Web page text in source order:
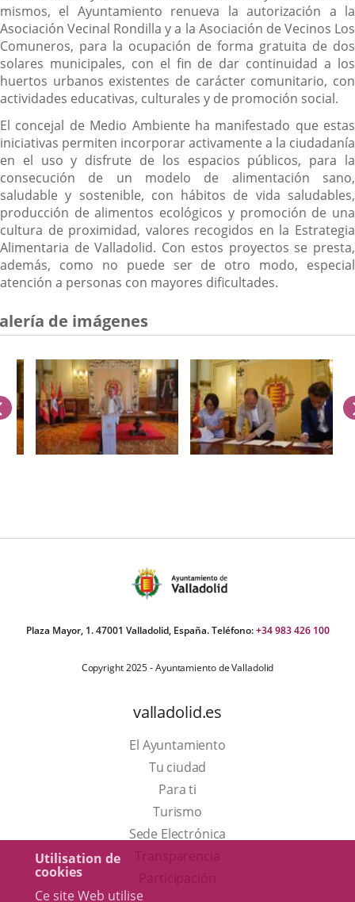
Utilisation de
cookies
Ce site Web utilise
mismos, el Ayuntamiento renueva la autorización a la
Asociación Vecinal Rondilla y a la Asociación de Vecinos Los
Comuneros, para la ocupación de forma gratuita de dos
solares municipales, con el fin de dar continuidad a los
huertos urbanos existentes de carácter comunitario, con
actividades educativas, culturales y de promoción social.
El concejal de Medio Ambiente ha manifestado que estas
iniciativas permiten incorporar activamente a la ciudadanía
en el uso y disfrute de los espacios públicos, para la
consecución de un modelo de alimentación sano,
saludable y sostenible, con hábitos de vida saludables,
producción de alimentos ecológicos y promoción de una
cultura de proximidad, valores recogidos en la Estrategia
Alimentaria de Valladolid. Con estos proyectos se presta,
además, como no puede ser de otro modo, especial
atención a personas con mayores dificultades.
de imágenes
anterior
Plaza Mayor, 1. 47001 Valladolid, España. Teléfono:+34 983 426 100
Copyright 2025 - Ayuntamiento de Valladolid
valladolid.es
El Ayuntamiento
Tu ciudad
Para ti
TurismoEste
enlace
Sede Electrónica